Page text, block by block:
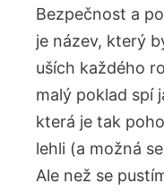
Bezpečnost a
je název, který
uších každého
malý poklad ‍spí
která je tak
lehli (a možná
Ale než se